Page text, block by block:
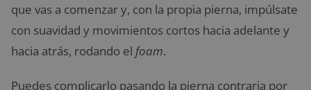
que vas a comenzar y, con la propia pierna, impúlsate
con suavidad y movimientos cortos hacia adelante y
hacia atrás, rodando el foam.
Puedes complicarlo pasando la pierna contraria por